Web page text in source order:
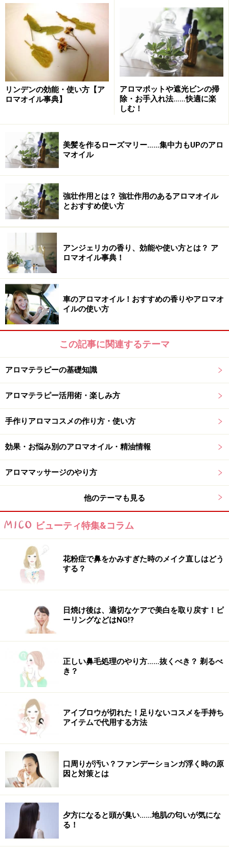
いう背景もあり、残念ながら今やとても貴重な樹木にな
ってしまいました。このことから、私が子どもの頃には
比較的、頻繁に目にした白檀の扇子も気軽に入手できる
ものではなくなりました。
アロマの世界では「サンダルウッド」
白檀のエッセンシャルオイルは、アロマテラピーでは、
サンダルウッド（Santalum album)と呼ぶのが一般的。樹
木の中心部を心材といい、白檀はその心材に香りが含ま
れています。これをチップ状にして水蒸気蒸留法でトロ
リと粘性のある香り成分が採取されます。このエッセン
シャルオイル自体も今や貴重なものとなっています。
＞＞Ｐ2へ。ならば自分で作ろうアロマ扇子
※記事内容は執筆時点のものです。最新の内容をご確認くださ
い。
※個人の体質、また、誤った方法による実践に起因して肌荒れや
不調を引き起こす場合があります。実践の際には、必ず自身の体
質及び健康状態を十分に考慮し、正しい方法で行ってください。
また、全ての方への有効性を保証するものではありません。
リンデンの効能・使い方【ア
ロマオイル事典】
アロマポットや遮光ビンの掃
除・お手入れ法……快適に楽
しむ！
美髪を作るローズマリー……集中力もUPのアロ
マオイル
強壮作用とは？ 強壮作用のあるアロマオイル
とおすすめ使い方
アンジェリカの香り、効能や使い方とは？ ア
ロマオイル事典！
車のアロマオイル！おすすめの香りやアロマオ
イルの使い方
この記事に関連するテーマ
アロマテラピーの基礎知識
アロマテラピー活用術・楽しみ方
手作りアロマコスメの作り方・使い方
効果・お悩み別のアロマオイル・精油情報
アロママッサージのやり方
他のテーマも見る
ビューティ特集&コラム
花粉症で鼻をかみすぎた時のメイク直しはどう
する？
日焼け後は、適切なケアで美白を取り戻す！ピ
ーリングなどはNG!?
正しい鼻毛処理のやり方……抜くべき？ 剃るべ
き？
アイブロウが切れた！足りないコスメを手持ち
アイテムで代用する方法
口周りが汚い？ファンデーションガ浮く時の原
因と対策とは
夕方になると頭が臭い……地肌の匂いが気にな
る！